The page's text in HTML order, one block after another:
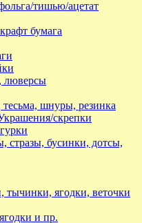
тишью/ацетат
бумага
люверсы
шнуры, резинка
скрепки
бусинки, дотсы,
тычинки, ягодки, веточки
и пр.